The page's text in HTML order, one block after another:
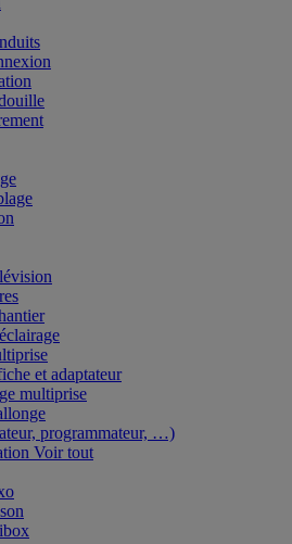
et adaptateur
multiprise
programmateur, …)
Voir tout